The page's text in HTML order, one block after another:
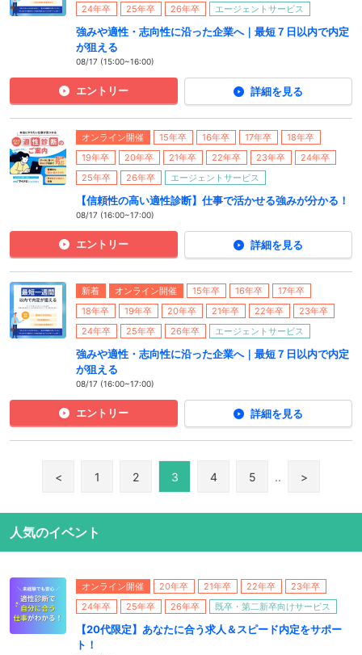
24年卒 25年卒 26年卒 エージェントサービス
強みや適性・志向性に沿った企業へ｜最短７日以内で内定
が狙える
08/17 (15:00~16:00)
エントリー 詳細を見る
オンライン開催 15年卒 16年卒 17年卒
18年卒
19年卒
20年卒 21年卒 22年卒 23年卒
24年卒
25年卒
26年卒 エージェントサービス
【信頼性の高い適性診断】仕事で活かせる強みが分かる！
08/17 (16:00~17:00)
エントリー 詳細を見る
新着 オンライン開催 15年卒 16年卒
17年卒
18年卒
19年卒 20年卒 21年卒 22年卒
23年卒
24年卒
25年卒 26年卒 エージェントサービス
強みや適性・志向性に沿った企業へ｜最短７日以内で内定
が狙える
08/17 (16:00~17:00)
エントリー 詳細を見る
< 1 2 3 4 5 .. >
人気のイベント
オンライン開催 20年卒 21年卒 22年卒
23年卒
24年卒
25年卒 26年卒 既卒・第二新卒向けサービス
【20代限定】あなたに合う求人＆スピード内定をサポー
ト！